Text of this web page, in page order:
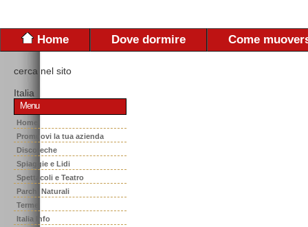
Home Dove dormire Come
cerca nel sito
Italia
Menu
Home
Promuovi la tua azienda
Discoteche
Spiaggie e Lidi
Spettacoli e Teatro
Parchi Naturali
Terme
Italia Info